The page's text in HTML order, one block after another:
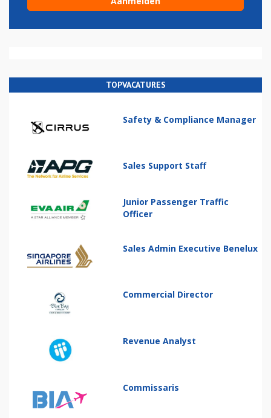
TOPVACATURES
Safety & Compliance Manager
Sales Support Staff
Junior Passenger Traffic
Officer
Sales Admin Executive Benelux
Commercial Director
Revenue Analyst
Commissaris